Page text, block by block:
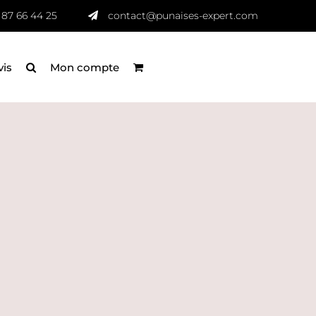
87 66 44 25 contact@punaises-expert.com
Mon compte